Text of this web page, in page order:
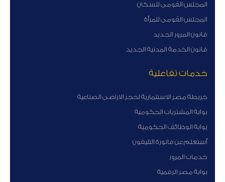
المجلس القومى للسكان
المجلس القومى للمرأة
قانون المرور الجديد
قانون الخدمة المدنية الجديد
خدمات تفاعلية
خريطة مصر الاستثمارية لحجز الاراضى الصناعية
بوابة المشتريات الحكومية
بوابة الوظائف الحكومية
أستعلم عن فاتورة التليفون
خدمات المرور
بوابة مصر الرقمية